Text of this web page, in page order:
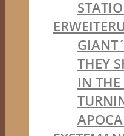
THEY
IN